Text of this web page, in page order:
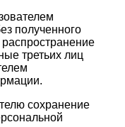
полученного
третьих лиц
сохранение